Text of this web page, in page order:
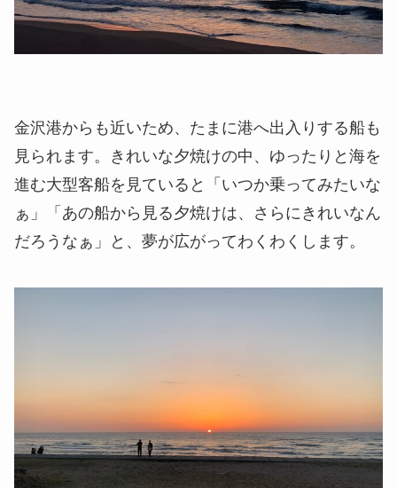
金沢港からも近いため、たまに港へ出入りする船も
見られます。きれいな夕焼けの中、ゆったりと海を
進む大型客船を見ていると「いつか乗ってみたいな
ぁ」「あの船から見る夕焼けは、さらにきれいなん
だろうなぁ」と、夢が広がってわくわくします。